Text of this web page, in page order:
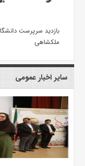
بازدید سرپرست
ملکشاهی
سایر اخبار عمومی